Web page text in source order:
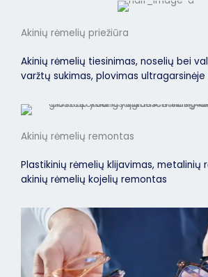
Akinių rėmelių priežiūra
Akinių rėmelių tiesinimas, noselių bei
varžtų sukimas, plovimas ultragarsinėje
Akinių rėmelių remontas
Plastikinių rėmelių klijavimas, metalinių
akinių rėmelių kojelių remontas